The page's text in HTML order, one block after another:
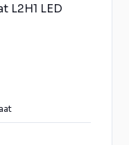
L2H1 LED